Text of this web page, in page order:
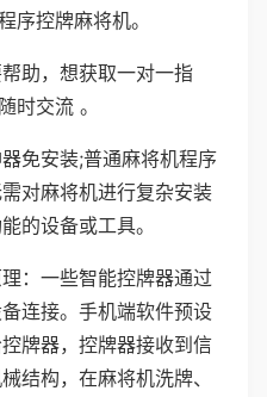
序控牌麻将机。
助，想获取一对一指
时交流 。
免安装;普通麻将机程序
对麻将机进行复杂安装
的设备或工具。
：一些智能控牌器通过
连接。手机端软件预设
牌器，控牌器接收到信
结构，在麻将机洗牌、